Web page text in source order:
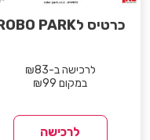
כרטיס לROBO PARK
לרכישה ב-₪83
במקום ₪99
לרכישה